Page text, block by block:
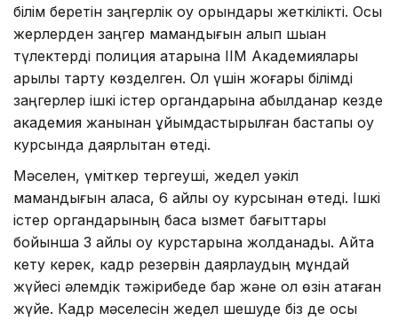
білім беретін заңгерлік оқу орындары жеткілікті. Осы
жерлерден заңгер мамандығын алып шыққан
түлектерді полиция қатарына ІІМ Академиялары
арқылы тарту көзделген. Ол үшін жоғары білімді
заңгерлер ішкі істер органдарына қабылданар кезде
академия жанынан ұйымдастырылған бастапқы оқу
курсында даярлықтан өтеді.
Мәселен, үміткер тергеуші, жедел уәкіл
мамандығын қаласа, 6 айлық оқу курсынан өтеді. Ішкі
істер органдарының басқа қызмет бағыттары
бойынша 3 айлық оқу курстарына жолданады. Айта
кету керек, кадр резервін даярлаудың мұндай
жүйесі әлемдік тәжірибеде бар және ол өзін ақтаған
жүйе. Кадр мәселесін жедел шешуде біз де осы